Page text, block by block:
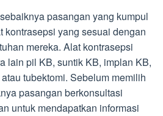
pasangan yang kumpul
kontrasepsi yang sesuai dengan
mereka. Alat kontrasepsi
lain pil KB, suntik KB, implan KB,
tubektomi. Sebelum memilih
pasangan berkonsultasi
untuk mendapatkan informasi